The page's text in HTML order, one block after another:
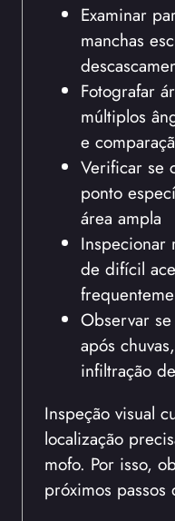
Examinar
manchas
Fotografar
múltiplos
e
Verificar se
ponto
área ampla
Inspecionar
de difícil
Observar
após
infiltração
Inspeção visual
localização
mofo. Por isso,
próximos passos